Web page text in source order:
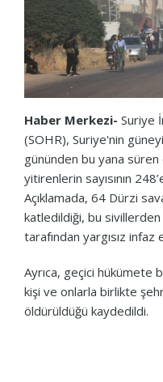
Haber Merkezi- Suriye
(SOHR), Suriye'nin
gününden bu yana süren
yitirenlerin sayısının
Açıklamada, 64 Dürzi
katledildiği, bu
tarafından yargısız infaz
Ayrıca, geçici hükümete
kişi ve onlarla birlikte
öldürüldüğü kaydedildi.